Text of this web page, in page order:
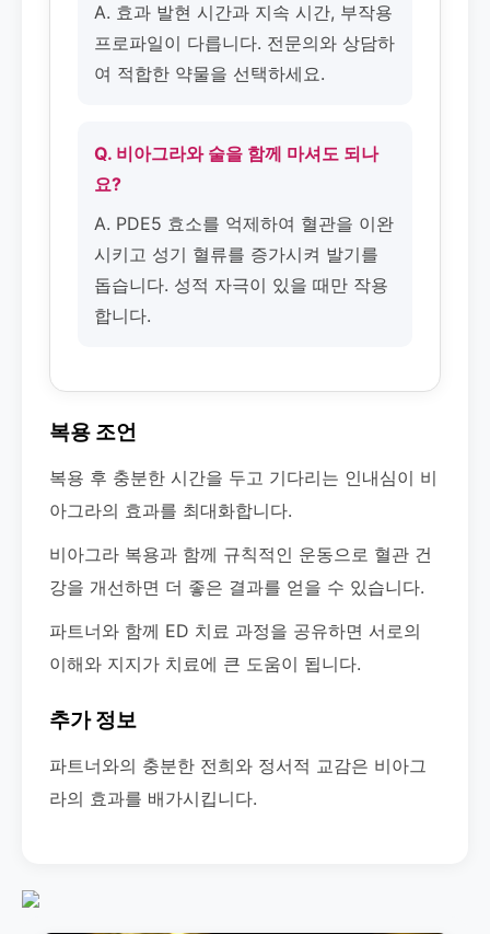
A. 효과 발현 시간과 지속 시간, 부작용
프로파일이 다릅니다. 전문의와 상담하
여 적합한 약물을 선택하세요.
Q. 비아그라와 술을 함께 마셔도 되나
요?
A. PDE5 효소를 억제하여 혈관을 이완
시키고 성기 혈류를 증가시켜 발기를
돕습니다. 성적 자극이 있을 때만 작용
합니다.
복용 조언
복용 후 충분한 시간을 두고 기다리는 인내심이 비
아그라의 효과를 최대화합니다.
비아그라 복용과 함께 규칙적인 운동으로 혈관 건
강을 개선하면 더 좋은 결과를 얻을 수 있습니다.
파트너와 함께 ED 치료 과정을 공유하면 서로의
이해와 지지가 치료에 큰 도움이 됩니다.
추가 정보
파트너와의 충분한 전희와 정서적 교감은 비아그
라의 효과를 배가시킵니다.